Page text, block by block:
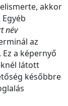
akkor
név
az
a képernyő
látott
későbbre